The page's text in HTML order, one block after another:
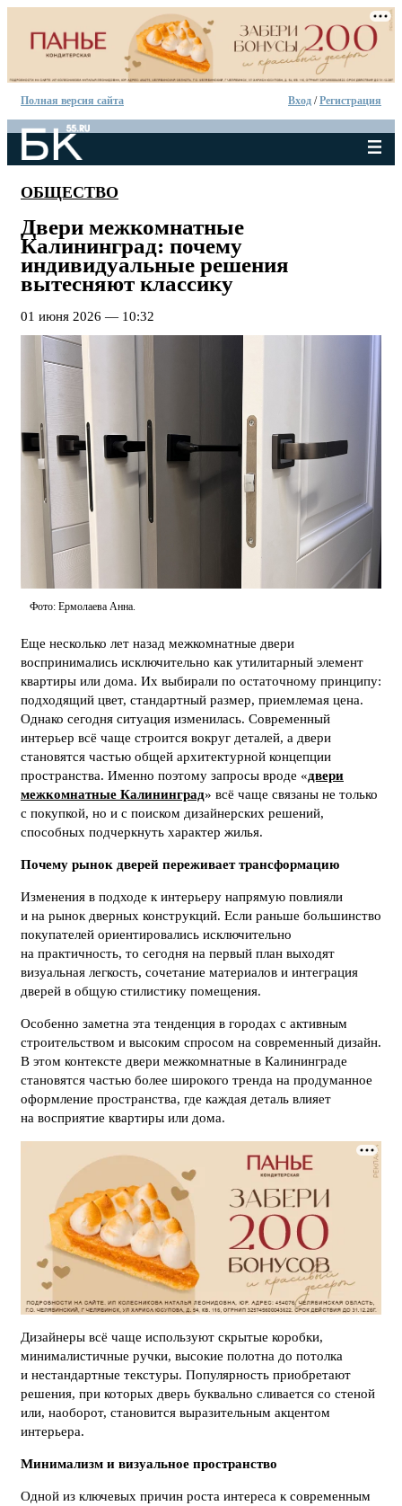
Полная версия сайта Вход /Регистрация
ОБЩЕСТВО
Двери межкомнатные
Калининград: почему
индивидуальные решения
вытесняют классику
01 июня 2026 — 10:32
Фото: Ермолаева Анна.
Еще несколько лет назад межкомнатные двери
воспринимались исключительно как утилитарный элемент
квартиры или дома. Их выбирали по остаточному принципу:
подходящий цвет, стандартный размер, приемлемая цена.
Однако сегодня ситуация изменилась. Современный
интерьер всё чаще строится вокруг деталей, а двери
становятся частью общей архитектурной концепции
пространства. Именно поэтому запросы вроде «двери
межкомнатные Калининград» всё чаще связаны не только
с покупкой, но и с поиском дизайнерских решений,
способных подчеркнуть характер жилья.
Почему рынок дверей переживает трансформацию
Изменения в подходе к интерьеру напрямую повлияли
и на рынок дверных конструкций. Если раньше большинство
покупателей ориентировались исключительно
на практичность, то сегодня на первый план выходят
визуальная легкость, сочетание материалов и интеграция
дверей в общую стилистику помещения.
Особенно заметна эта тенденция в городах с активным
строительством и высоким спросом на современный дизайн.
В этом контексте двери межкомнатные в Калининграде
становятся частью более широкого тренда на продуманное
оформление пространства, где каждая деталь влияет
на восприятие квартиры или дома.
Дизайнеры всё чаще используют скрытые коробки,
минималистичные ручки, высокие полотна до потолка
и нестандартные текстуры. Популярность приобретают
решения, при которых дверь буквально сливается со стеной
или, наоборот, становится выразительным акцентом
интерьера.
Минимализм и визуальное пространство
Одной из ключевых причин роста интереса к современным